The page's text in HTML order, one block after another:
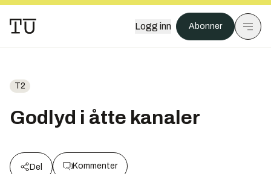
Logg inn Abonner
T2
Godlyd i åtte kanaler
Del Kommenter